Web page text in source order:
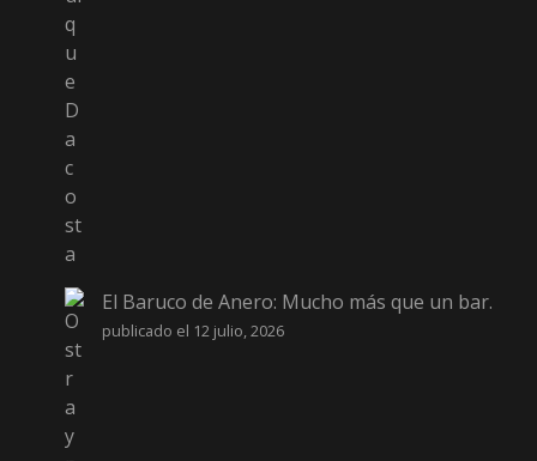
El Baruco de Anero: Mucho más que un bar.
publicado el 12 julio, 2026